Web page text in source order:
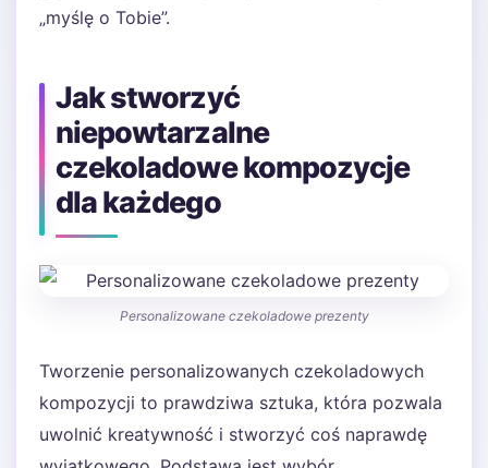
„myślę o Tobie”.
Jak stworzyć
niepowtarzalne
czekoladowe kompozycje
dla każdego
Personalizowane czekoladowe prezenty
Tworzenie personalizowanych czekoladowych
kompozycji to prawdziwa sztuka, która pozwala
uwolnić kreatywność i stworzyć coś naprawdę